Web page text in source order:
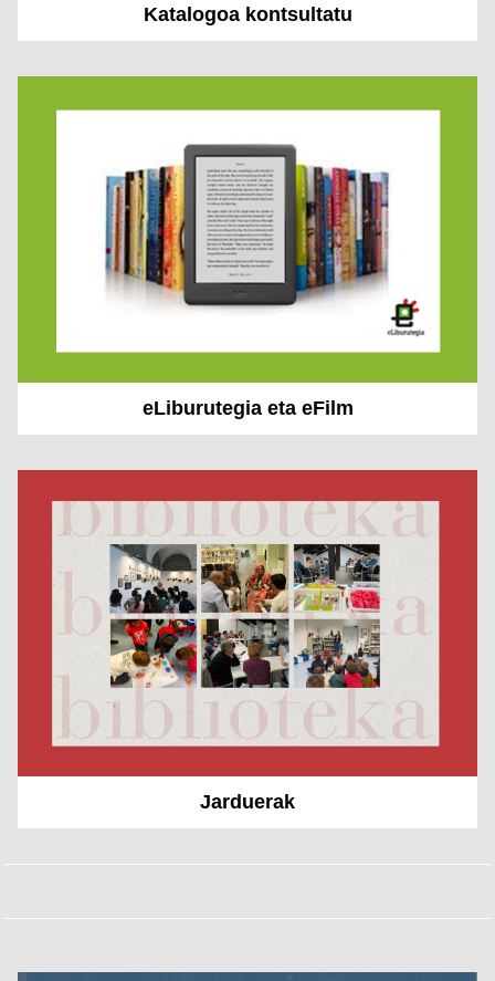
Katalogoa kontsultatu
eLiburutegia eta eFilm
Jarduerak